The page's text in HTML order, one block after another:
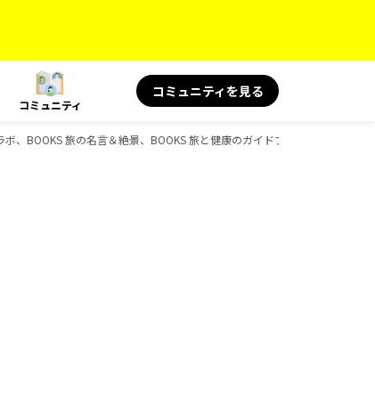
コミュニティ
コミュニティを見る
BOOKS 旅の名言＆絶景、BOOKS 旅と健康のガイドブック一覧